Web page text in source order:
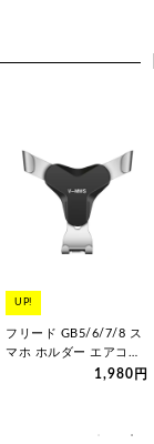
UP!
フリード GB5/6/7/8 ス
マホ ホルダー エアコン
吹き出し取付型 全4カラ
1,980円